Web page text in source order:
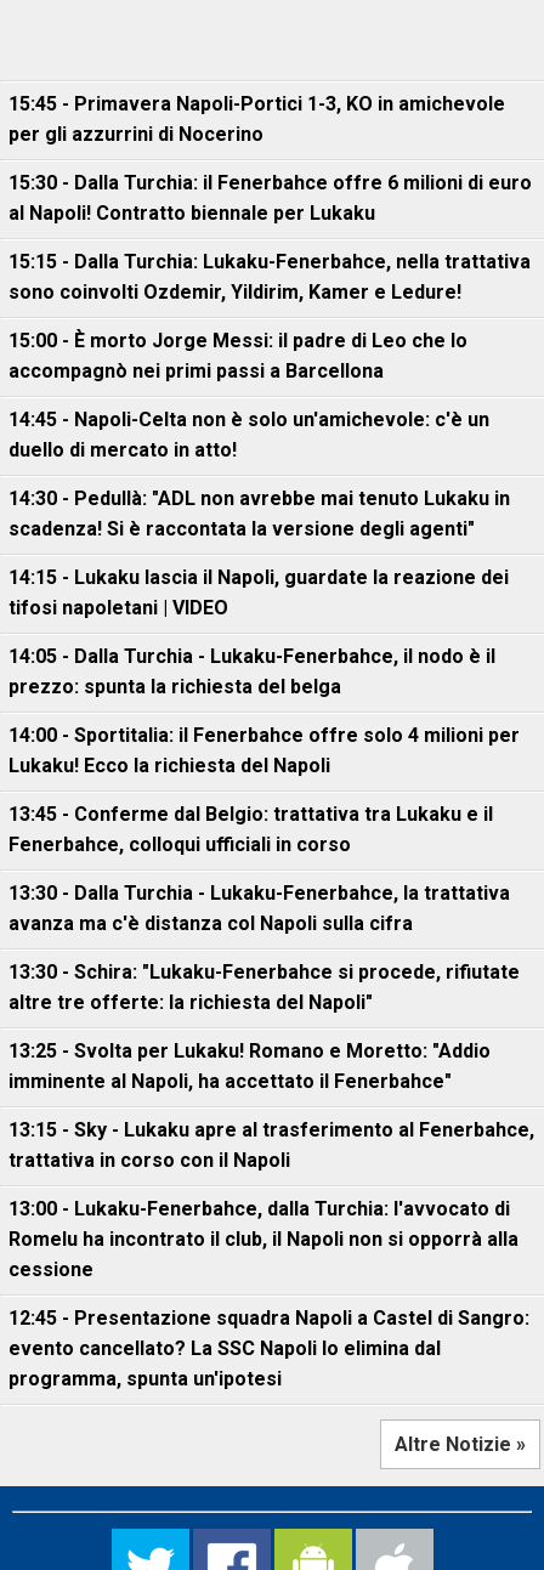
15:45 - Primavera Napoli-Portici 1-3, KO in amichevole
per gli azzurrini di Nocerino
15:30 - Dalla Turchia: il Fenerbahce offre 6 milioni di euro
al Napoli! Contratto biennale per Lukaku
15:15 - Dalla Turchia: Lukaku-Fenerbahce, nella trattativa
sono coinvolti Ozdemir, Yildirim, Kamer e Ledure!
15:00 - È morto Jorge Messi: il padre di Leo che lo
accompagnò nei primi passi a Barcellona
14:45 - Napoli-Celta non è solo un'amichevole: c'è un
duello di mercato in atto!
14:30 - Pedullà: "ADL non avrebbe mai tenuto Lukaku in
scadenza! Si è raccontata la versione degli agenti"
14:15 - Lukaku lascia il Napoli, guardate la reazione dei
tifosi napoletani | VIDEO
14:05 - Dalla Turchia - Lukaku-Fenerbahce, il nodo è il
prezzo: spunta la richiesta del belga
14:00 - Sportitalia: il Fenerbahce offre solo 4 milioni per
Lukaku! Ecco la richiesta del Napoli
13:45 - Conferme dal Belgio: trattativa tra Lukaku e il
Fenerbahce, colloqui ufficiali in corso
13:30 - Dalla Turchia - Lukaku-Fenerbahce, la trattativa
avanza ma c'è distanza col Napoli sulla cifra
13:30 - Schira: "Lukaku-Fenerbahce si procede, rifiutate
altre tre offerte: la richiesta del Napoli"
13:25 - Svolta per Lukaku! Romano e Moretto: "Addio
imminente al Napoli, ha accettato il Fenerbahce"
13:15 - Sky - Lukaku apre al trasferimento al Fenerbahce,
trattativa in corso con il Napoli
13:00 - Lukaku-Fenerbahce, dalla Turchia: l'avvocato di
Romelu ha incontrato il club, il Napoli non si opporrà alla
cessione
12:45 - Presentazione squadra Napoli a Castel di Sangro:
evento cancellato? La SSC Napoli lo elimina dal
programma, spunta un'ipotesi
Altre Notizie »